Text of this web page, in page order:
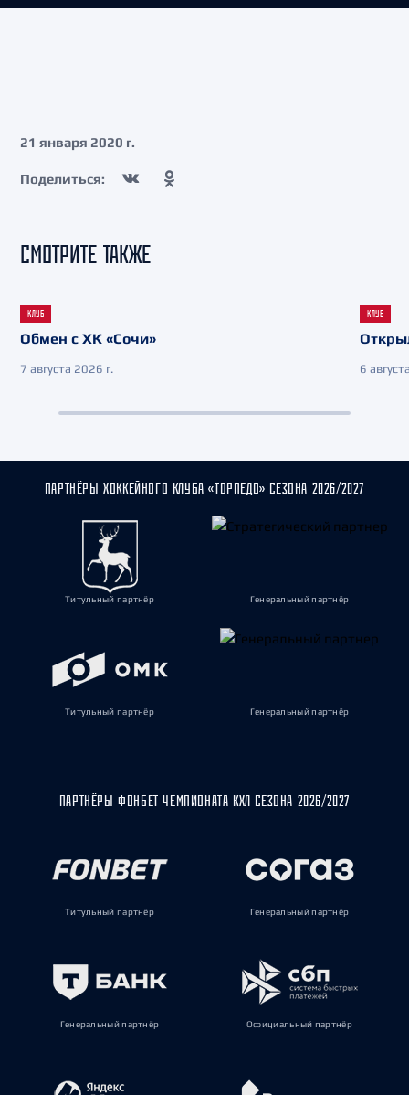
21 января 2020 г.
Поделиться:
СМОТРИТЕ ТАКЖЕ
КЛУБ
Обмен с ХК «Сочи»
7 августа 2026 г.
КЛУБ
6
ПАРТНЁРЫ ХОККЕЙНОГО КЛУБА «ТОРПЕДО» СЕЗОНА 2026/2027
Титульный партнёр Генеральный партнёр
Титульный партнёр Генеральный партнёр
ПАРТНЁРЫ ФОНБЕТ ЧЕМПИОНАТА КХЛ СЕЗОНА 2026/2027
Титульный партнёр Генеральный партнёр
Генеральный партнёр Официальный партнёр